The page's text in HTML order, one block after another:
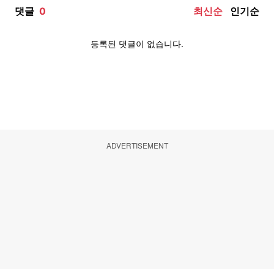
ADVERTISEMENT